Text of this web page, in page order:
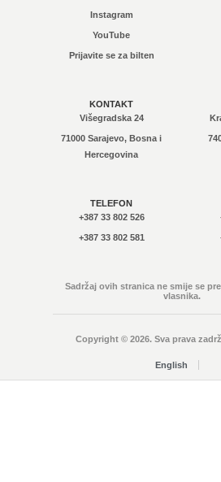
Instagram
YouTube
Prijavite se za bilten
KONTAKT
Višegradska 24
71000 Sarajevo, Bosna i
Hercegovina
TELEFON
+387 33 802 526
+387 33 802 581
Sadržaj ovih stranica ne smije se
vlasnika.
Copyright © 2026. Sva prava
English